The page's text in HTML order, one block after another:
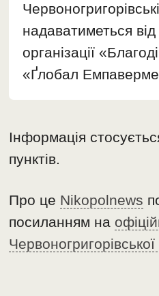
надаватиметься від
організації
«Ґлобал
Інформація
пунктів.
Про це Nikopolnews
посиланням на